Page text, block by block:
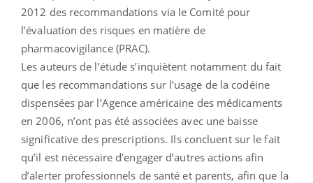
2012 des recommandations via le Comité pour
l’évaluation des risques en matière de
pharmacovigilance (PRAC).
Les auteurs de l’étude s’inquiètent notamment du fait
que les recommandations sur l’usage de la codéine
dispensées par l’Agence américaine des médicaments
en 2006, n’ont pas été associées avec une baisse
significative des prescriptions. Ils concluent sur le fait
qu’il est nécessaire d’engager d’autres actions afin
d’alerter professionnels de santé et parents, afin que la